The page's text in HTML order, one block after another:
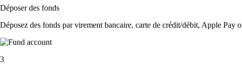
Déposer des fonds
Déposez des fonds par virement bancaire, carte de crédit/débit, Apple Pay
3